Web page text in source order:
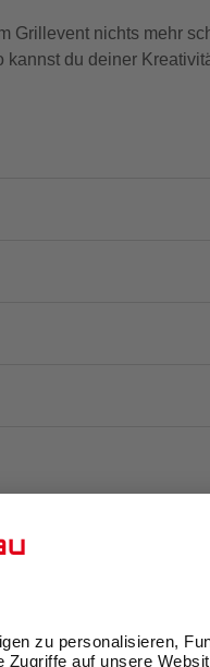
Grillevent nichts mehr
du deiner